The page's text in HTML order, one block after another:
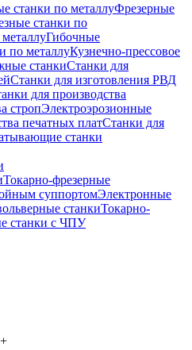
станки по металлуФрезерные
станки по
Гибочные
по металлуКузнечно-прессовое
станкиСтанки для
Станки для изготовления РВД
для производства
стропЭлектроэрозионные
печатных платСтанки для
станки
Токарно-фрезерные
суппортомЭлектронные
станкиТокарно-
станки с ЧПУ
+